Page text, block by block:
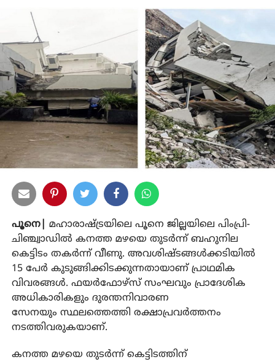
പൂനെ|
മഹാരാഷ്ട്രയിലെ പൂനെ ജില്ലയിലെ പിംപ്രി-
ചിഞ്ച്വാഡില്‍ കനത്ത മഴയെ തുടര്‍ന്ന് ബഹുനില
കെട്ടിടം തകര്‍ന്ന് വീണു. അവശിഷ്ടങ്ങള്‍ക്കടിയില്‍
15 പേര്‍ കുടുങ്ങിക്കിടക്കുന്നതായാണ് പ്രാഥമിക
വിവരങ്ങള്‍. ഫയര്‍ഫോഴ്സ് സംഘവും പ്രാദേശിക
അധികാരികളും ദുരന്തനിവാരണ
സേനയും സ്ഥലത്തെത്തി രക്ഷാപ്രവര്‍ത്തനം
നടത്തിവരുകയാണ്.
കനത്ത മഴയെ തുടര്‍ന്ന് കെട്ടിടത്തിന്